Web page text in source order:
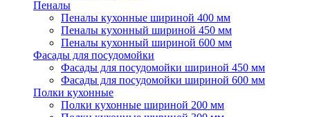
Пеналы
Пеналы кухонные шириной 400 мм
Пеналы кухонный шириной 450 мм
Пеналы кухонный шириной 600 мм
Фасады для посудомойки
Фасады для посудомойки шириной 450 мм
Фасады для посудомойки шириной 600 мм
Полки кухонные
Полки кухонные шириной 200 мм